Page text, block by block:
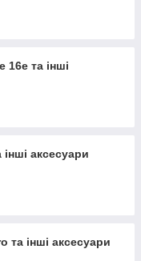
та інші
аксесуари
та інші аксесуари